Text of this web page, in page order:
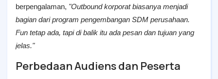
berpengalaman, "Outbound korporat biasanya menjadi
bagian dari program pengembangan SDM perusahaan.
Fun tetap ada, tapi di balik itu ada pesan dan tujuan yang
jelas."
Perbedaan Audiens dan Peserta